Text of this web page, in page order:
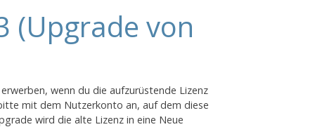
(Upgrade von
wenn du die aufzurüstende Lizenz
mit dem Nutzerkonto an, auf dem diese
wird die alte Lizenz in eine Neue